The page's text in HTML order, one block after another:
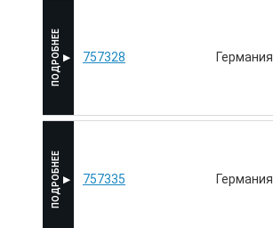
757328 Германия
757335 Германия